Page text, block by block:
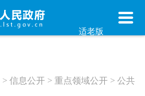
适老版
> 信息公开 > 重点领域公开 > 公共